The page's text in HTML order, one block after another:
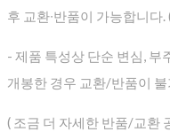
후 교환∙반품이 가능합니다
- 제품 특성상 단순 변심, 부
개봉한 경우 교환/반품이
( 조금 더 자세한 반품/교환